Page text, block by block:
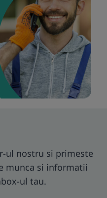
ul nostru si primeste
munca si informatii
ul tau.